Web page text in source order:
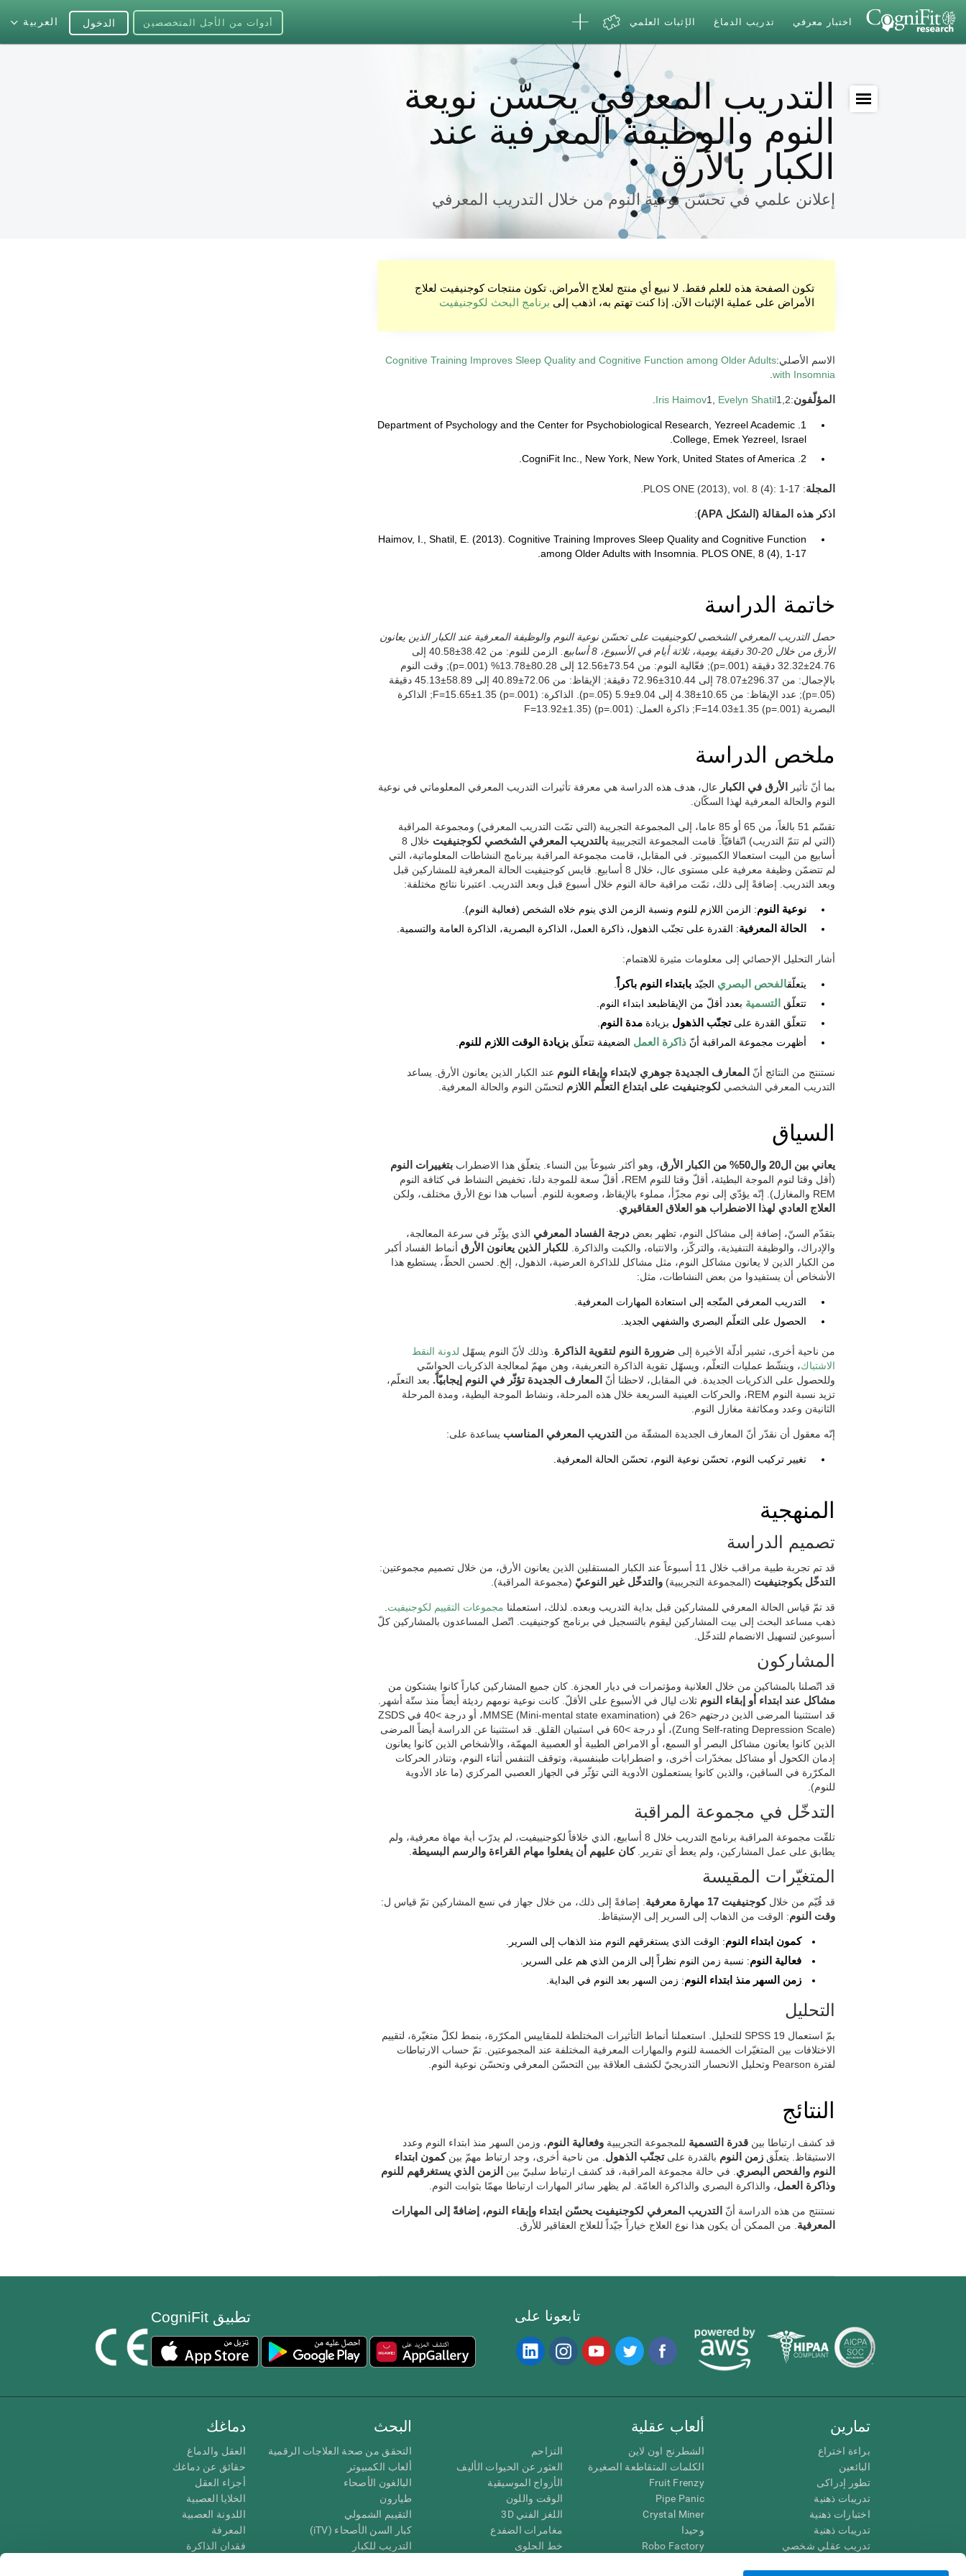
اختبار معرفي تدريب الدماغ الإثبات العلمي أدوات من الأجل المتخصصين العربية الدخول
التدريب المعرفي يحسّن نويعة
النوم والوظيفة المعرفية عند
الكبار بالأرق
إعلانن علمي في تحسّن نوعية النوم من خلال التدريب المعرفي
تكون الصفحة هذه للعلم فقط. لا نبيع أي منتج لعلاج الأمراض. تكون منتجات كوجنيفيت لعلاج
الأمراض على عملية الإثبات الآن. إذا كنت تهتم به، اذهب إلى برنامج البحث لكوجنيفيت
الاسم الأصلي:Cognitive Training Improves Sleep Quality and Cognitive Function among Older Adults
with Insomnia
المؤلّفون:
Iris Haimov1, Evelyn Shatil1,2.
1. Department of Psychology and the Center for Psychobiological Research, Yezreel Academic
College, Emek Yezreel, Israel.
2. CogniFit Inc., New York, New York, United States of America.
المجلة: PLOS ONE (2013), vol. 8 (4): 1-17.
اذكر هذه المقالة (الشكل APA) :
Haimov, I., Shatil, E. (2013). Cognitive Training Improves Sleep Quality and Cognitive Function
among Older Adults with Insomnia. PLOS ONE, 8 (4), 1-17.
خاتمة الدراسة
حصل التدريب المعرفي الشخصي لكوجنيفيت على تحسّن نوعية النوم والوظيفة المعرفية عند الكبار الذين يعانون
الأرق من خلال 20-30 دقيقة يومية، ثلاثة أيام في الأسبوع، 8 أسابيع.
الزمن للنوم: من 38.42±40.58 إلى
24.76±32.32 دقيقة (p=.001); فعّالية النوم: من 73.54±12.56 إلى 80.28±13.78% (p=.001); وقت النوم
بالإجمال: من 296.37±78.07 إلى 310.44±72.96 دقيقة; الإيقاظ: من 72.06±40.89 إلى 58.89±45.13 دقيقة
(p=.05); عدد الإيقاظ: من 10.65±4.38 إلى 9.04±5.9 (p=.05). الذاكرة: F=15.65±1.35 (p=.001); الذاكرة
البصرية F=14.03±1.35 (p=.001); ذاكرة العمل: F=13.92±1.35) (p=.001)
ملخص الدراسة
بما أنّ تأثير الأرق في الكبار عال، هدف هذه الدراسة هي معرفة تأثيرات التدريب المعرفي المعلوماتي في نوعية
النوم والحالة المعرفية لهذا السكّان.
تقسّم 51 بالغاً، من 65 أو 85 عاما، إلى المجموعة التجريبة (التي تمّت التدريب المعرفي) ومجموعة المراقبة
(التي لم تتمّ التدريب) اتّفاقيّاً. قامت المجموعة التجريبية بالتدريب المعرفي الشخصي لكوجنيفيت
خلال 8
أسابيع من البيت استعمالا الكمبيوتر. في المقابل، قامت مجموعة المراقبة ببرنامج النشاطات المعلوماتية، التي
لم تتضمّن وظيفة معرفية على مستوى عال، خلال 8 أسابيع. قايس كوجنيفيت الحالة المعرفية للمشاركين قبل
وبعد التدريب. إضافةً إلى ذلك، تمّت مراقبة حالة النوم خلال أسبوع قبل وبعد التدريب. اعتبرنا نتائج مختلفة:
نوعية النوم: الزمن اللازم للنوم ونسبة الزمن الذي ينوم خلاه الشخص (فعالية النوم).
الحالة المعرفية: القدرة على تجنّب الذهول، ذاكرة العمل، الذاكرة البصرية، الذاكرة العامة والتسمية.
أشار التحليل الإحصائي إلى معلومات مثيرة للاهتمام:
يتعلّقالفحص البصري الجيّد بابتداء النوم باكراً
تتعلّق
التسمية بعدد أقلّ من الإيقاظبعد ابتداء النوم.
تتعلّق القدرة علىتجنّب الذهول بزيادة مدة النوم
أظهرت مجموعة المراقبة أنّ ذاكرة العمل الضعيفة تتعلّق بزيادة الوقت اللازم للنوم
نستنتج من النتائج أنّ المعارف الجديدة جوهري لابتداء وإبقاء النوم عند الكبار الذين يعانون الأرق. يساعد
التدريب المعرفي الشخصي لكوجنيفيت على ابتداع التعلّم اللازم لتحسّن النوم والحالة المعرفية.
السياق
يعاني بين ال20 وال50% من الكبار الأرق ، وهو أكثر شيوعاً بين النساء. يتعلّق هذا الاضطراب بتغييرات النوم
(أقل وقتا لنوم الموجة البطيئة، أقلّ وقتا للنوم REM، أقلّ سعة للموجة دلتا، تخفيض النشاط في كثافة النوم
REM والمغازل). إنّه يؤدّي إلى نوم مجزّأ، مملوء بالإيقاظ، وصعوبة للنوم. أسباب هذا نوع الأرق مختلف، ولكن
العلاج العادي لهذا الاضطراب هو العلاق العقاقيري
بتقدّم السنّ، إضافة إلى مشاكل النوم، تظهر بعض درجة الفساد المعرفي الذي يؤثّر في سرعة المعالجة،
والإدراك، والوظيفة التنفيذية، والتركّز، والانتباه، والكبت والذاكرة. للكبار الذين يعانون الأرق أنماط الفساد أكبر
من الكبار الذين لا يعانون مشاكل النوم، مثل مشاكل للذاكرة العرضية، الذهول، إلخ. لحسن الحظّ، يستطيع هذا
الأشخاص أن يستفيدوا من بعض النشاطات، مثل:
التدريب المعرفي المتّجه إلى استعادة المهارات المعرفية.
الحصول على التعلّم البصري والشفهي الجديد.
من ناحية أخرى، تشير أدلّة الأخيرة إلى ضرورة النوم لتقوية الذاكرة . وذلك لأنّ النوم يسهّل لدونة النقط
الاشتباك، وينشّط عمليات التعلّم، ويسهّل تقوية الذاكرة التعريفية، وهن مهمّ لمعالجة الذكريات الحواسّي
وللحصول على الذكريات الجديدة. في المقابل، لاحظنا أنّ
المعارف الجديدة تؤثّر في النوم إيجابيّاً. بعد التعلّم،
تزيد نسبة النوم REM، والحركات العينية السريعة خلال هذه المرحلة، ونشاط الموجة البطية، ومدة المرحلة
الثانيةن وعدد ومكاثفة مغازل النوم.
إنّه معقول أن نقدّر أنّ المعارف الجديدة المشقّة من التدريب المعرفي المناسب يساعدة على:
تغيير تركيب النوم، تحسّن نوعية النوم، تحسّن الحالة المعرفية.
المنهجية
تصميم الدراسة
قد تم تجربة طبية مراقب خلال 11 أسبوعاً عند الكبار المستقلين الذين يعانون الأرق، من خلال تصميم مجموعتين:
التدخّل بكوجنيفيت (المجموعة التجريبية) والتدخّل غير النوعيّ (مجموعة المراقبة).
قد تمّ قياس الحالة المعرفي للمشاركين قبل بداية التدريب وبعده. لذلك، استعملنا مجموعات التقييم لكوجنيفيت
ذهب مساعد البحث إلى بيت المشاركين ليقوم بالتسجيل في برنامج كوجنيفيت. اتّصل المساعدون بالمشاركين كلّ
أسبوعين لتسهيل الانضمام للتدخّل.
المشاركون
قد اتّصلنا بالمشاكين من خلال العلانية ومؤتمرات في ديار العجزة. كان جميع المشاركين كباراً كانوا يشتكون من
مشاكل عند ابتداء أو إبقاء النوم ثلاث ليال في الأسبوع على الأقلّ. كانت نوعية نومهم رديئة أيضاً منذ ستّة أشهر.
قد استثنينا المرضى الذين درجتهم <26 في MMSE (Mini-mental state examination)، أو درجة >40 في ZSDS
(Zung Self-rating Depression Scale)، أو درجة >60 في استبيان القلق. قد استثنينا عن الدراسة أيضاً المرضى
الذين كانوا يعانون مشاكل البصر أو السمع، أو الامراض الطبية أو العصبية المهمّة، والأشخاص الذين كانوا يعانون
إدمان الكحول أو مشاكل بمخدّرات أخرى، و اضطرابات طبنفسية، وتوقف التنفس أثناء النوم، وتناذر الحركات
المكرّرة في الساقين، والذين كانوا يستعملون الأدوية التي تؤثّر في الجهاز العصبي المركزي (ما عاد الأدوية
للنوم).
التدخّل في مجموعة المراقبة
تلقّت مجموعة المراقبة برنامج التدريب خلال 8 أسابيع، الذي خلافاً لكوجنييفيت، لم يدرّب أية مهاة معرفية، ولم
يطابق على عمل المشاركين، ولم يعط أي تقرير.
كان عليهم أن يفعلوا مهام القراءة والرسم البسيطة
المتغيّرات المقيسة
قد قُيّم من خلالكوجنيفيت 17 مهارة معرفية
. إضافةً إلى ذلك، من خلال جهاز في نسع المشاركين تمّ قياس ل:
وقت النوم: الوقت من الذهاب إلى السرير إلى الإستيقاظ.
كمون ابتداء النوم: الوقت الذي يستغرقهم النوم منذ الذهاب إلى السرير.
فعالية النوم: نسبة زمن النوم نظراً إلى الزمن الذي هم على السرير.
زمن السهر منذ ابتداء النوم: زمن السهر بعد النوم في البداية.
التحليل
بمّ استعمال SPSS 19 للتحليل. استعملنا أنماط التأثيرات المختلطة للمقاييس المكرّرة، بنمط لكلّ متغيّرة، لتقييم
الاختلافات بين المتغيّرات الخمسة للنوم والمهارات المعرفية المختلفة عند المجموعتين. تمّ حساب الارتباطات
لفترة Pearson وتحليل الانحسار التدريجيّ لكشف العلاقة بين التحسّن المعرفي وتحسّن نوعية النوم.
النتائج
قد كشف ارتباطا بين قدرة التسمية للمجموعة التجريبية وفعالية النوم، وزمن السهر منذ ابتداء النوم وعدد
الاستيقاظ. يتعلّق زمن النوم بالقدرة علىتجنّب الذهول . من ناحية أخرى، وجد ارتباط مهمّ بينكمون ابتداء
النوم والفحص البصري . في حالة مجموعة المراقبة، قد كشف ارتباط سلبيّ بين
الزمن الذي يستغرقهم للنوم
وذاكرة العمل، والذاكرة البصري والذاكرة العامّة. لم يظهر سائر المهارات ارتباطا مهمّا بثوابت النوم.
نستنتج من هذه الدراسة أنّ
التدريب المعرفي لكوجنيفيت يحسّن ابتداء وإبقاء النوم، إضافةً إلى المهارات
المعرفية . من الممكن أن يكون هذا نوع العلاج خياراً جيّداً للعلاج العقاقير للأرق.
تطبيق CogniFit تابعونا على
دماغك
العقل والدماغ
حقائق عن دماغك
أجزاء العقل
الخلايا العصبية
اللدونة العصبية
المعرفة
فقدان الذاكرة
البحث
التحقق من صحة العلاجات الرقمية
ألعاب الكمبيوتر
البالغون الأصحاء
طيارون
التقييم الشمولي
كبار السن الأصحاء (iTV)
التدريب للكبار
ألعاب عقلية
الشطرنج اون لاين
الكلمات المتقاطعة الصغيرة
Fruit Frenzy
Pipe Panic
Crystal Miner
وحيدا
Robo Factory
التزاحم
العثور عن الحيوات الأليف
الأزواج الموسيقية
الوقت واللون
اللغز الفني 3D
مغامرات الضفدع
خط الحلوى
تمارين
براءة اختراع
البائعين
تطور إدراكى
تدريبات ذهنية
اختبارات ذهنية
تدريبات ذهنية
تدريب عقلي شخصي